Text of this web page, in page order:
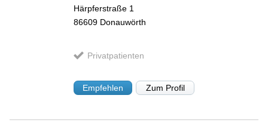
Härpferstraße 1
86609 Donauwörth
Privatpatienten
Empfehlen Zum Profil